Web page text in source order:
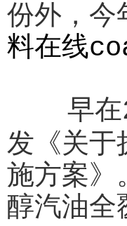
份外，今
料在线
早在
发《关于
施方案》
醇汽油全